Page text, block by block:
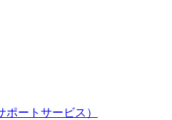
ートサービス）